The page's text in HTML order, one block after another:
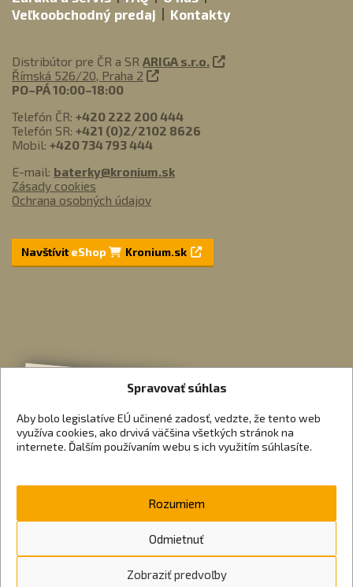
Spravovať súhlas
Aby bolo legislatíve EÚ učinené zadosť, vedzte, že tento web
využíva cookies, ako drvivá väčšina všetkých stránok na
internete. Ďalším používaním webu s ich využitím súhlasíte.
Rozumiem
Odmietnuť
Zobraziť predvoľby
Veľkoobchodný predaj
Kontakty
Distribútor pre ČR a SR ARIGA s.r.o.
Římská 526/20, Praha 2
PO–PÁ 10:00–18:00
Telefón ČR: +420 222 200 444
Telefón SR: +421 (0)2/2102 8626
Mobil: +420 734 793 444
E-mail: baterky@kronium.sk
Zásady cookies
Ochrana osobných údajov
NavštíviteShop Kronium.sk